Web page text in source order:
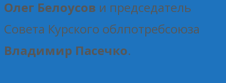
Олег Белоусов и председатель
Совета Курского облпотребсоюза
Владимир Пасечко.